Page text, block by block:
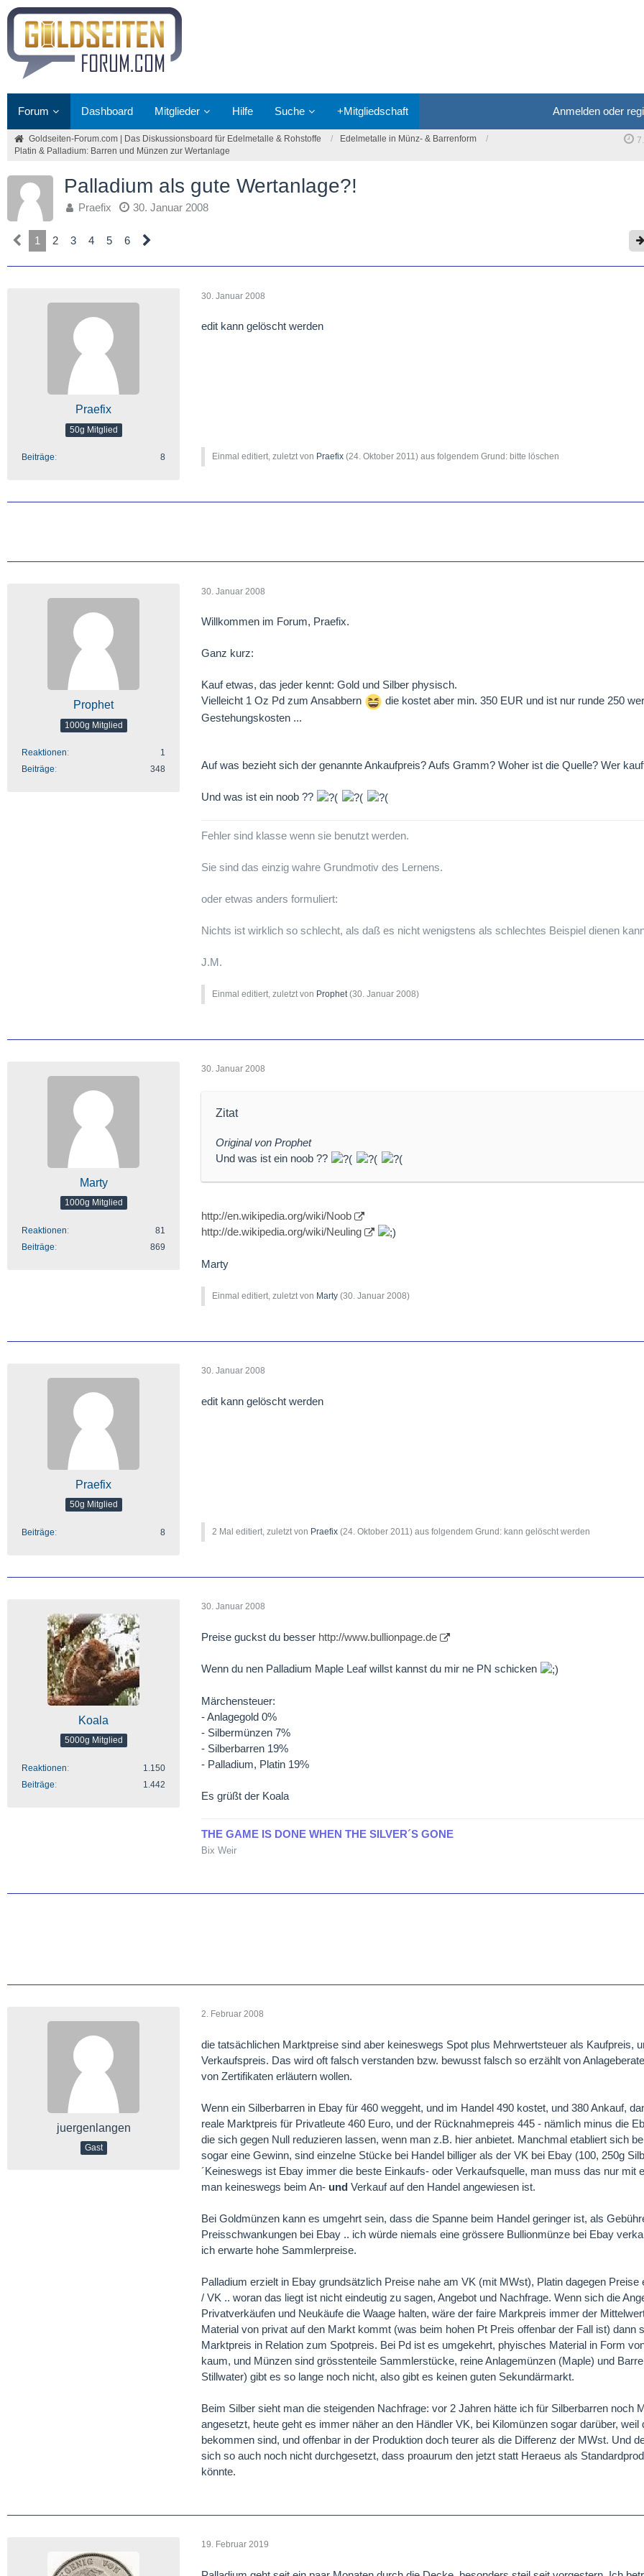
Forum Dashboard Mitglieder Hilfe Suche +Mitgliedschaft Anmelden oder
Goldseiten-Forum.com | Das Diskussionsboard für Edelmetalle & Rohstoffe
Edelmetalle in Münz- & Barrenform
Platin & Palladium: Barren und Münzen zur Wertanlage
Palladium als gute Wertanlage?!
Praefix 30. Januar 2008
1 2 3 4 5 6
Praefix
50g Mitglied
Beiträge 8
30. Januar 2008
edit kann gelöscht werden
Einmal editiert, zuletzt von Praefix (24. Oktober 2011) aus folgendem Grund: bitte löschen
Prophet
1000g Mitglied
Reaktionen
1
Beiträge
348
30. Januar 2008
Willkommen im Forum, Praefix.
Ganz kurz:
Kauf etwas, das jeder kennt: Gold und Silber physisch.
Vielleicht 1 Oz Pd zum Ansabbern
die kostet aber min. 350 EUR und ist nur runde 250
Gestehungskosten ...
Auf was bezieht sich der genannte Ankaufpreis? Aufs Gramm? Woher ist die Quelle? Wer
Und was ist ein noob ??
Fehler sind klasse wenn sie benutzt werden.
Sie sind das einzig wahre Grundmotiv des Lernens.
oder etwas anders formuliert:
Nichts ist wirklich so schlecht, als daß es nicht wenigstens als schlechtes Beispiel dienen
J.M.
Einmal editiert, zuletzt von Prophet (30. Januar 2008)
Marty
1000g Mitglied
Reaktionen
81
Beiträge
869
30. Januar 2008
Zitat
Original von Prophet
Und was ist ein noob ??
http://en.wikipedia.org/wiki/Noob
http://de.wikipedia.org/wiki/Neuling
Marty
Einmal editiert, zuletzt von Marty (30. Januar 2008)
Praefix
50g Mitglied
Beiträge 8
30. Januar 2008
edit kann gelöscht werden
2 Mal editiert, zuletzt von Praefix (24. Oktober 2011 ) aus folgendem Grund: kann gelöscht werden
Koala
5000g Mitglied
Reaktionen
1.150
Beiträge
1.442
30. Januar 2008
Preise guckst du besser http://www.bullionpage.de
Wenn du nen Palladium Maple Leaf willst kannst du mir ne PN schicken
Märchensteuer:
- Anlagegold 0%
- Silbermünzen 7%
- Silberbarren 19%
- Palladium, Platin 19%
Es grüßt der Koala
THE GAME IS DONE WHEN THE SILVER´S GONE
Bix Weir
juergenlangen
Gast
2. Februar 2008
die tatsächlichen Marktpreise sind aber keineswegs Spot plus Mehrwertsteuer als Kaufpreis,
Verkaufspreis. Das wird oft falsch verstanden bzw. bewusst falsch so erzählt von
von Zertifikaten erläutern wollen.
Wenn ein Silberbarren in Ebay für 460 weggeht, und im Handel 490 kostet, und 380 Ankauf,
reale Marktpreis für Privatleute 460 Euro, und der Rücknahmepreis 445 - nämlich minus die
die sich gegen Null reduzieren lassen, wenn man z.B. hier anbietet. Manchmal etabliert sich
sogar eine Gewinn, sind einzelne Stücke bei Handel billiger als der VK bei Ebay (100, 250g
´Keineswegs ist Ebay immer die beste Einkaufs- oder Verkaufsquelle, man muss das nur mit
man keineswegs beim An- und Verkauf auf den Handel angewiesen ist.
Bei Goldmünzen kann es umgehrt sein, dass die Spanne beim Handel geringer ist, als
Preisschwankungen bei Ebay .. ich würde niemals eine grössere Bullionmünze bei Ebay
ich erwarte hohe Sammlerpreise.
Palladium erzielt in Ebay grundsätzlich Preise nahe am VK (mit MWst), Platin dagegen Preise
/ VK .. woran das liegt ist nicht eindeutig zu sagen, Angebot und Nachfrage. Wenn sich die
Privatverkäufen und Neukäufe die Waage halten, wäre der faire Markpreis immer der
Material von privat auf den Markt kommt (was beim hohen Pt Preis offenbar der Fall ist) dann
Marktpreis in Relation zum Spotpreis. Bei Pd ist es umgekehrt, phyisches Material in Form
kaum, und Münzen sind grösstenteile Sammlerstücke, reine Anlagemünzen (Maple) und
Stillwater) gibt es so lange noch nicht, also gibt es keinen guten Sekundärmarkt.
Beim Silber sieht man die steigenden Nachfrage: vor 2 Jahren hätte ich für Silberbarren noch
angesetzt, heute geht es immer näher an den Händler VK, bei Kilomünzen sogar darüber, weil
bekommen sind, und offenbar in der Produktion doch teurer als die Differenz der MWst. Und
sich so auch noch nicht durchgesetzt, dass proaurum den jetzt statt Heraeus als
könnte.
19. Februar 2019